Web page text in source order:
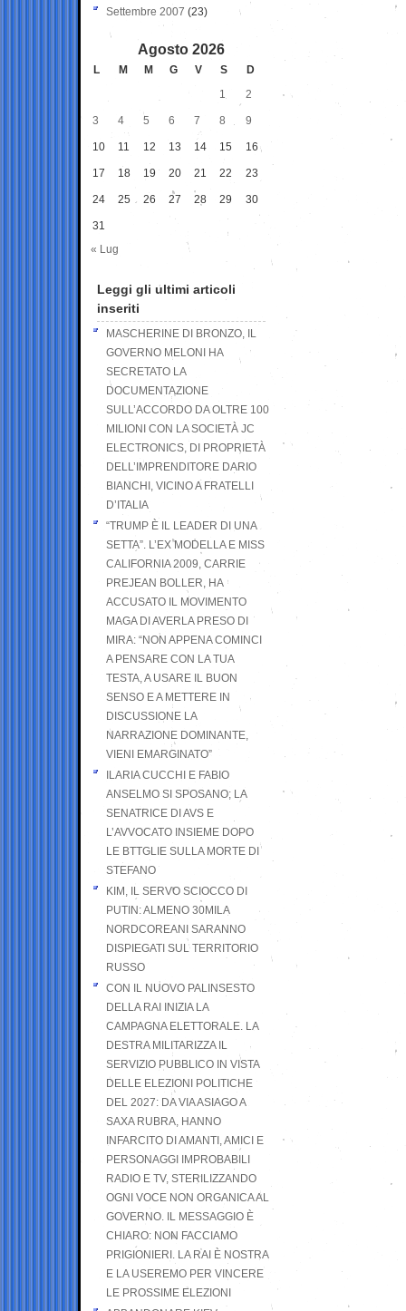
Settembre 2007 (23)
Agosto 2026
L M M G V S
D
1
2
3 4 5 6 7 8 9
10 11 12 13 14 15 16
17 18 19 20 21 22 23
24 25 26 27 28 29 30
31
« Lug
Leggi gli ultimi articoli
inseriti
MASCHERINE DI BRONZO, IL
GOVERNO MELONI HA
SECRETATO LA
DOCUMENTAZIONE
SULL’ACCORDO DA OLTRE 100
MILIONI CON LA SOCIETÀ JC
ELECTRONICS, DI PROPRIETÀ
DELL’IMPRENDITORE DARIO
BIANCHI, VICINO A FRATELLI
D’ITALIA
“TRUMP È IL LEADER DI UNA
SETTA”. L’EX MODELLA E MISS
CALIFORNIA 2009, CARRIE
PREJEAN BOLLER, HA
ACCUSATO IL MOVIMENTO
MAGA DI AVERLA PRESO DI
MIRA: “NON APPENA COMINCI
A PENSARE CON LA TUA
TESTA, A USARE IL BUON
SENSO E A METTERE IN
DISCUSSIONE LA
NARRAZIONE DOMINANTE,
VIENI EMARGINATO”
ILARIA CUCCHI E FABIO
ANSELMO SI SPOSANO; LA
SENATRICE DI AVS E
L’AVVOCATO INSIEME DOPO
LE BTTGLIE SULLA MORTE DI
STEFANO
KIM, IL SERVO SCIOCCO DI
PUTIN: ALMENO 30MILA
NORDCOREANI SARANNO
DISPIEGATI SUL TERRITORIO
RUSSO
CON IL NUOVO PALINSESTO
DELLA RAI INIZIA LA
CAMPAGNA ELETTORALE. LA
DESTRA MILITARIZZA IL
SERVIZIO PUBBLICO IN VISTA
DELLE ELEZIONI POLITICHE
DEL 2027: DA VIA ASIAGO A
SAXA RUBRA, HANNO
INFARCITO DI AMANTI, AMICI E
PERSONAGGI IMPROBABILI
RADIO E TV, STERILIZZANDO
OGNI VOCE NON ORGANICA AL
GOVERNO. IL MESSAGGIO È
CHIARO: NON FACCIAMO
PRIGIONIERI. LA RAI È NOSTRA
E LA USEREMO PER VINCERE
LE PROSSIME ELEZIONI